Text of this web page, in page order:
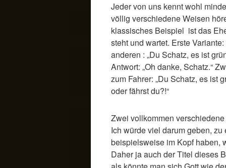
Jeder von uns kennt wohl
völlig verschiedene Weisen
klassisches Beispiel ist das
steht und wartet. Erste
anderen : „Du Schatz, es ist
Antwort: „Oh danke, Schatz.“
zum Fahrer: „Du Schatz, es ist
oder fährst du?!“
Zwei vollkommen
Ich würde viel darum geben,
beispielsweise im Kopf haben,
Daher ja auch der Titel dieses